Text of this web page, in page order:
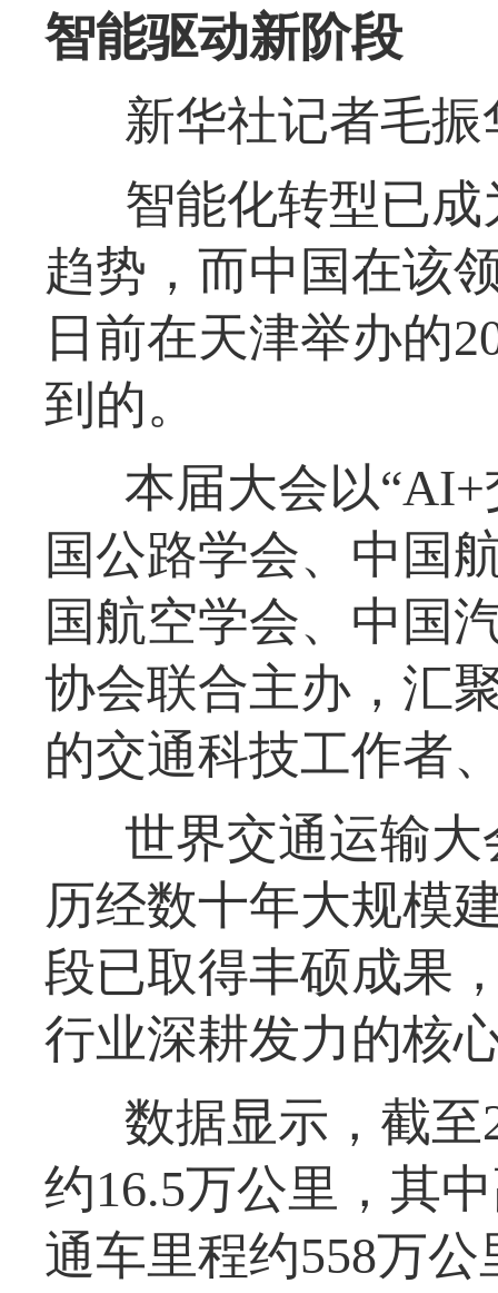
智能驱动新阶段
新华社记者毛
智能化转型已
趋势，而中国在该
日前在天津举办的
到的。
本届大会以
国公路学会、中国
国航空学会、中国
协会联合主办，汇
的交通科技工作者
世界交通运输
历经数十年大规模
段已取得丰硕成果
行业深耕发力的核
数据显示，截至
约16.5万公里，其
通车里程约558万